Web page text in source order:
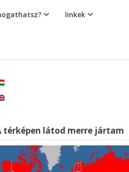
linkek
térképen látod merre jártam